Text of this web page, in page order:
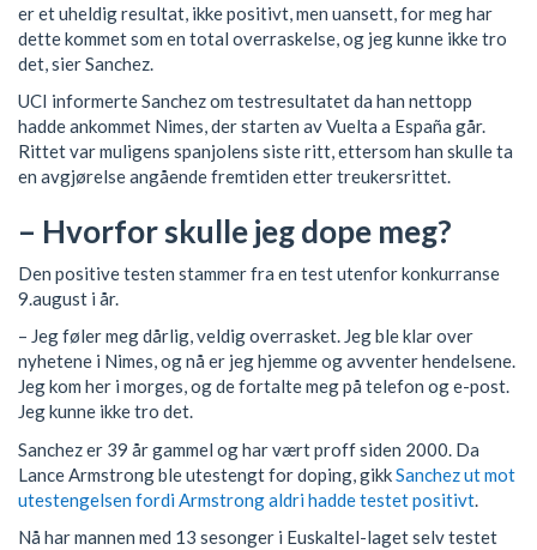
er et uheldig resultat, ikke positivt, men uansett, for meg har
dette kommet som en total overraskelse, og jeg kunne ikke tro
det, sier Sanchez.
UCI informerte Sanchez om testresultatet da han nettopp
hadde ankommet Nimes, der starten av Vuelta a España går.
Rittet var muligens spanjolens siste ritt, ettersom han skulle ta
en avgjørelse angående fremtiden etter treukersrittet.
– Hvorfor skulle jeg dope meg?
Den positive testen stammer fra en test utenfor konkurranse
9.august i år.
– Jeg føler meg dårlig, veldig overrasket. Jeg ble klar over
nyhetene i Nimes, og nå er jeg hjemme og avventer hendelsene.
Jeg kom her i morges, og de fortalte meg på telefon og e-post.
Jeg kunne ikke tro det.
Sanchez er 39 år gammel og har vært proff siden 2000. Da
Lance Armstrong ble utestengt for doping, gikkSanchez ut mot
utestengelsen fordi Armstrong aldri hadde testet positivt
Nå har mannen med 13 sesonger i Euskaltel-laget selv testet